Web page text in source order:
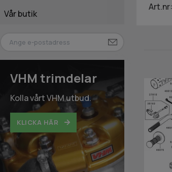
Vår butik
VHM trimdelar
Kolla vårt VHM utbud.
KLICKA HÄR